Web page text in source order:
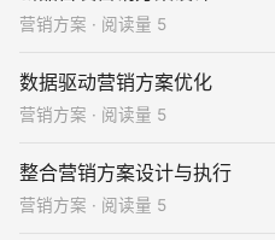
营销方案 · 阅读量 5
数据驱动营销方案优化
营销方案 · 阅读量 5
整合营销方案设计与执行
营销方案 · 阅读量 5